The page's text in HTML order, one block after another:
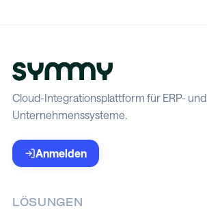
Cloud-Integrationsplattform für ERP- und
Unternehmenssysteme.
Anmelden
LÖSUNGEN